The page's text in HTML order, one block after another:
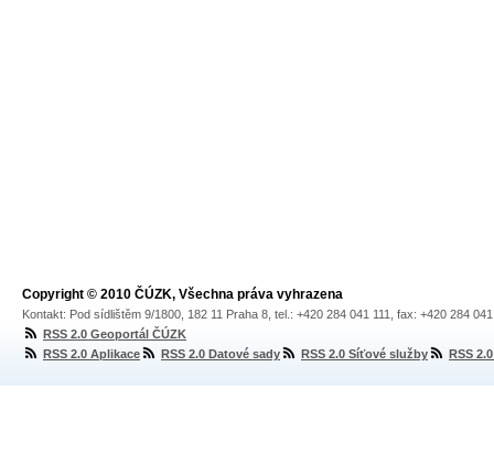
Copyright © 2010 ČÚZK, Všechna práva vyhrazena
Kontakt: Pod sídlištěm 9/1800, 182 11 Praha 8, tel.: +420 284 041 111, fax: +420 284
RSS 2.0 Geoportál ČÚZK
RSS 2.0 Aplikace
RSS 2.0 Datové sady RSS 2.0 Síťové služby RSS